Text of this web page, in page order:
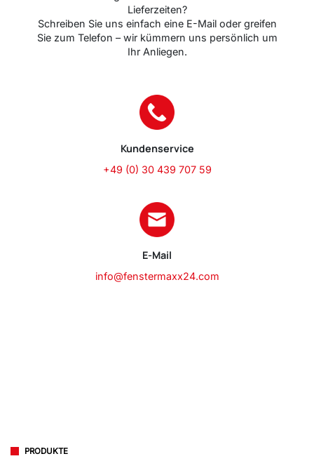
Lieferzeiten?
Schreiben Sie uns einfach eine E-Mail oder greifen
Sie zum Telefon – wir kümmern uns persönlich um
Ihr Anliegen.
Kundenservice
+49 (0) 30 439 707 59
E-Mail
info@fenstermaxx24.com
PRODUKTE